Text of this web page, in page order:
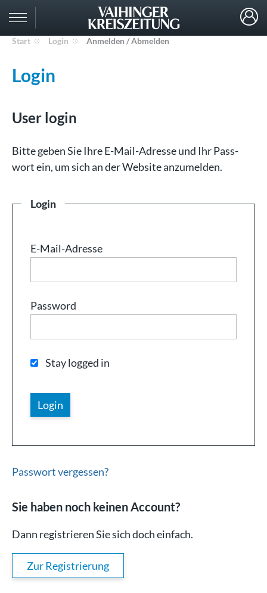
Start Login Anmelden / Abmelden
Login
User login
Bit­te ge­ben Sie Ih­re E-Mail-Adresse und Ihr Pass­
wort ein, um sich an der Web­site an­zu­mel­den.
Login
E-Mail-Adresse
Password
Stay logged in
Passwort vergessen?
Sie haben noch keinen Account?
Dann registrieren Sie sich doch einfach.
Zur Registrierung